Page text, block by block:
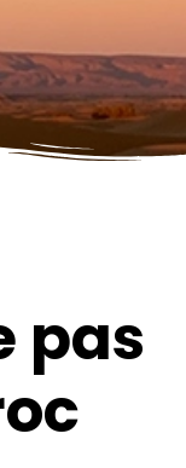
pas